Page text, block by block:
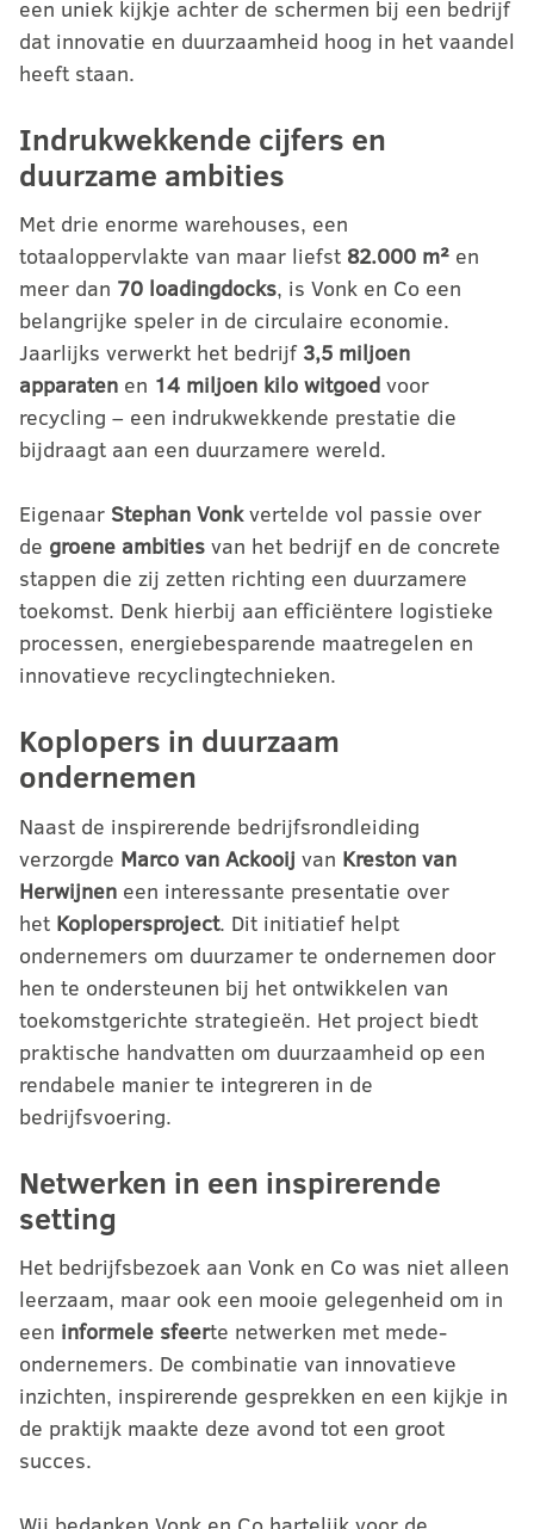
een uniek kijkje achter de schermen bij een bedrijf
dat innovatie en duurzaamheid hoog in het vaandel
heeft staan.
Indrukwekkende cijfers en
duurzame ambities
Met drie enorme warehouses, een
totaaloppervlakte van maar liefst 82.000 m² en
meer dan 70 loadingdocks, is Vonk en Co een
belangrijke speler in de circulaire economie.
Jaarlijks verwerkt het bedrijf 3,5 miljoen
apparaten en 14 miljoen kilo witgoed voor
recycling – een indrukwekkende prestatie die
bijdraagt aan een duurzamere wereld.
Eigenaar Stephan Vonkvertelde vol passie over
de groene ambities van het bedrijf en de concrete
stappen die zij zetten richting een duurzamere
toekomst. Denk hierbij aan efficiëntere logistieke
processen, energiebesparende maatregelen en
innovatieve recyclingtechnieken.
Koplopers in duurzaam
ondernemen
Naast de inspirerende bedrijfsrondleiding
verzorgde Marco van Ackooij van Kreston van
Herwijnen een interessante presentatie over
het Koplopersproject. Dit initiatief helpt
ondernemers om duurzamer te ondernemen door
hen te ondersteunen bij het ontwikkelen van
toekomstgerichte strategieën. Het project biedt
praktische handvatten om duurzaamheid op een
rendabele manier te integreren in de
bedrijfsvoering.
Netwerken in een inspirerende
setting
Het bedrijfsbezoek aan Vonk en Co was niet alleen
leerzaam, maar ook een mooie gelegenheid om in
een informele sfeerte netwerken met mede-
ondernemers. De combinatie van innovatieve
inzichten, inspirerende gesprekken en een kijkje in
de praktijk maakte deze avond tot een groot
succes.